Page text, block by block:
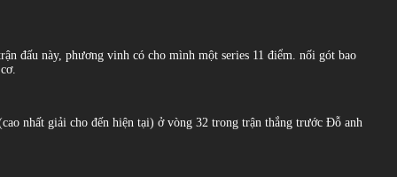
đấu này, phương vinh có cho mình một series 11 điểm. nối gót bao
nhất giải cho đến hiện tại) ở vòng 32 trong trận thắng trước Đỗ anh